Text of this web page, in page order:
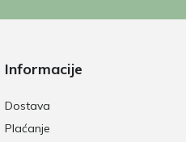
Informacije
Dostava
Plaćanje